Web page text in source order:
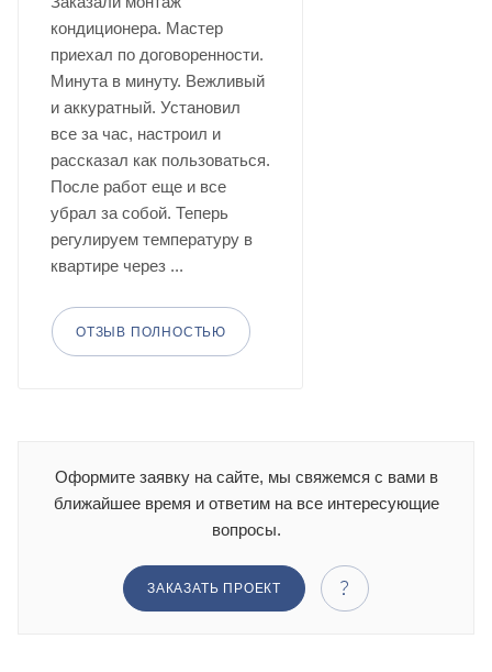
кондиционера. Мастер
приехал по договоренности.
Минута в минуту. Вежливый
и аккуратный. Установил
все за час, настроил и
рассказал как пользоваться.
После работ еще и все
убрал за собой. Теперь
регулируем температуру в
квартире через ...
ОТЗЫВ ПОЛНОСТЬЮ
Оформите заявку на сайте, мы свяжемся с вами в
ближайшее время и ответим на все интересующие
вопросы.
ЗАКАЗАТЬ ПРОЕКТ